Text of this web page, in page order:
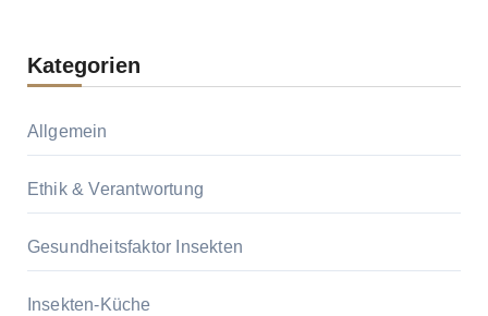
Kategorien
Allgemein
Ethik & Verantwortung
Gesundheitsfaktor Insekten
Insekten-Küche